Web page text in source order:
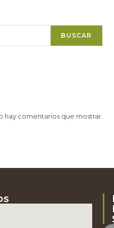
BUSCAR
hay comentarios que mostrar.